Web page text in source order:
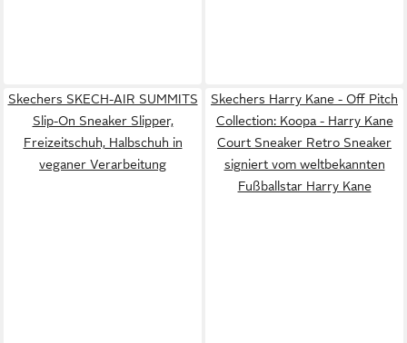
Skechers SKECH-AIR SUMMITS
Slip-On Sneaker Slipper,
Freizeitschuh, Halbschuh in
veganer Verarbeitung
Skechers Harry Kane - Off Pitch
Collection: Koopa - Harry Kane
Court Sneaker Retro Sneaker
signiert vom weltbekannten
Fußballstar Harry Kane